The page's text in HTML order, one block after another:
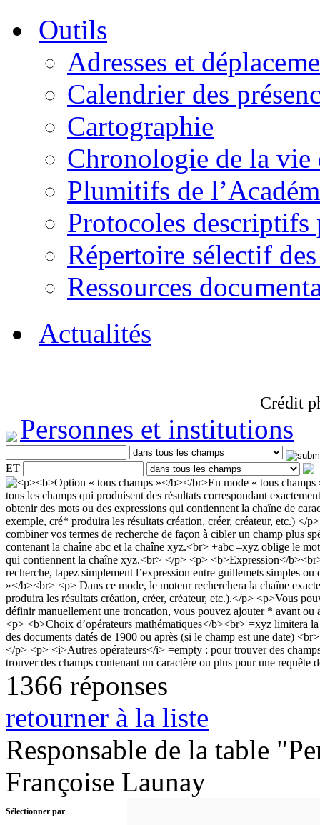
Outils
Adresses et
Calendrier des
Cartographie
Chronologie de la vie
Plumitifs de
Protocoles descriptifs
Répertoire sélectif
Ressources
Actualités
Crédit
Personnes et institutions
ET
1366 réponses
retourner à la liste
Responsable de la table
Françoise Launay
Sélectionner par